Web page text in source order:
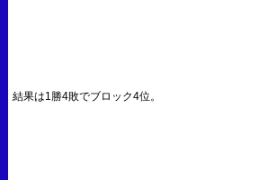
結果は1勝4敗でブロック4位。